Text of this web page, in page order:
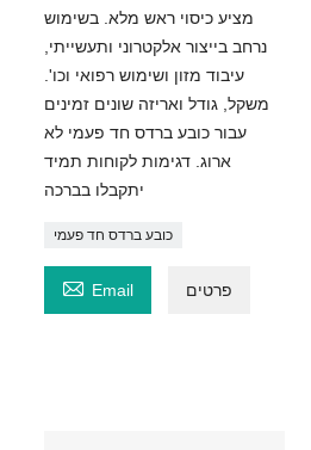
מציע כיסוי ראש מלא. בשימוש
נרחב בייצור אלקטרוני ותעשייתי,
עיבוד מזון ושימוש רפואי וכו'.
משקל, גודל ואריזה שונים זמינים
עבור כובע ברדס חד פעמי לא
ארוג. דגימות לקוחות תמיד
יתקבלו בברכה
כובע ברדס חד פעמי
 Email פרטים